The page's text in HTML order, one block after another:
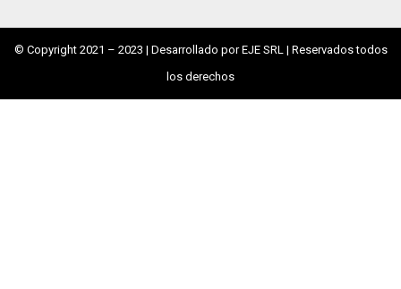
© Copyright 2021 – 2023 | Desarrollado por EJE SRL| Reservados todos
los derechos